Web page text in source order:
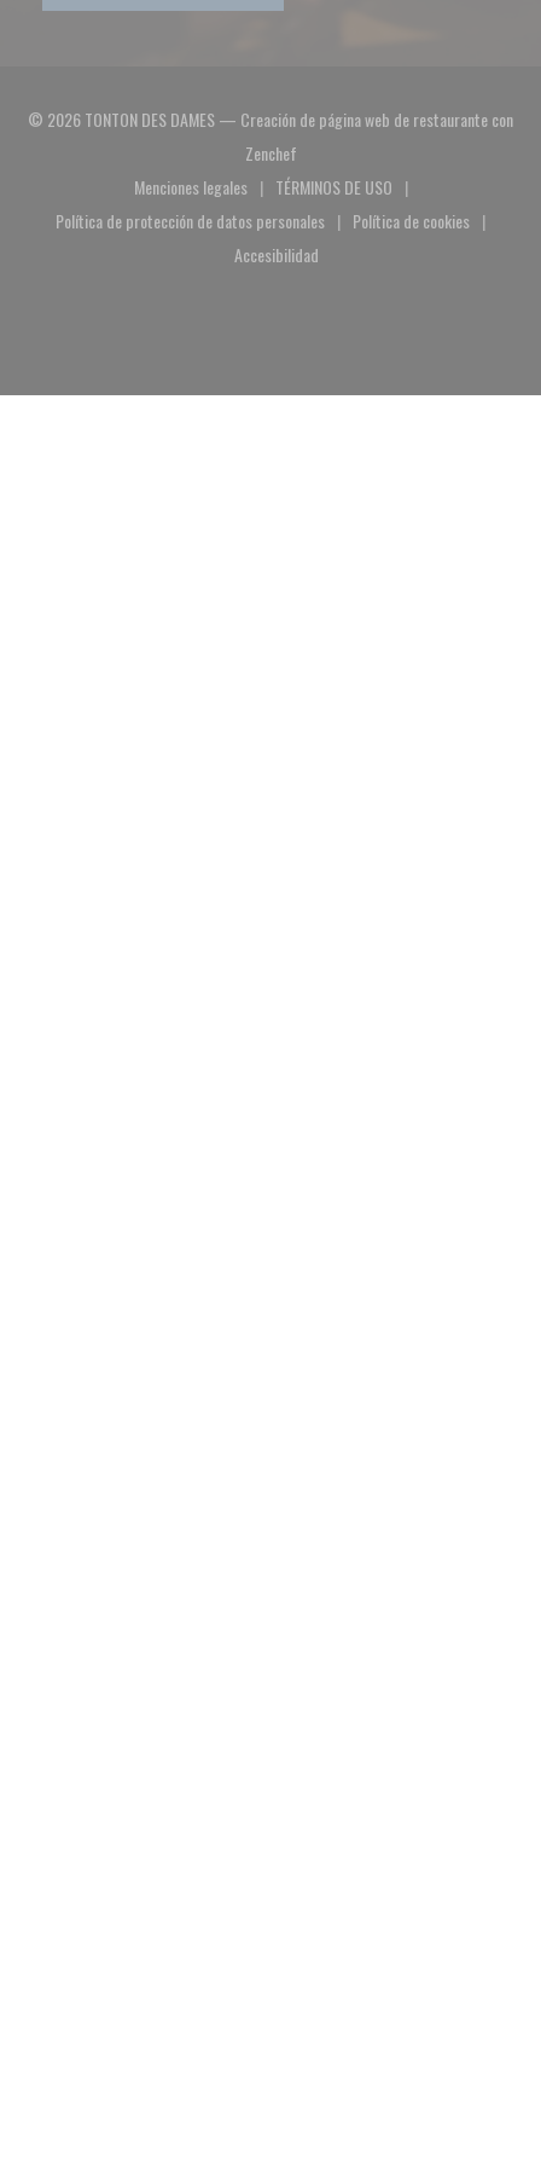
© 2026 TONTON DES DAMES — Creación de página web de restaurante con
Zenchef((abre en una nueva ventana))
Menciones legales
((abre en una nueva ventana))
TÉRMINOS DE USO
((abre en una nueva ventana))
Política de protección de datos personales
((abre en una nueva ventana))
Política de cookies
((abre en una
Accesibilidad
((abre en una nueva ventana))